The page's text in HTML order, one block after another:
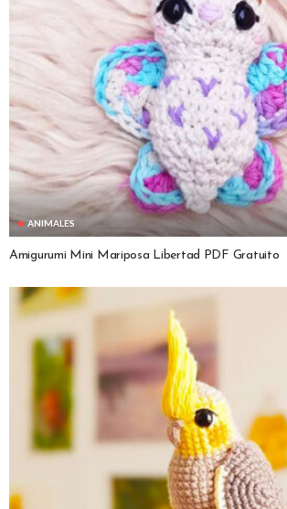
ANIMALES
Amigurumi Mini Mariposa Libertad PDF Gratuito